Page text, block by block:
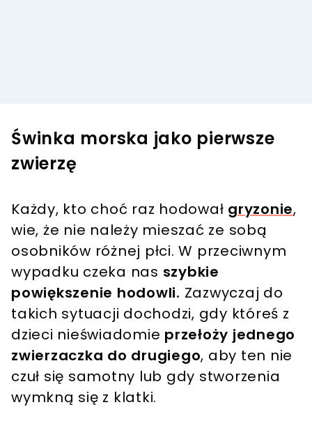
Świnka morska jako pierwsze
zwierzę
Każdy, kto choć raz hodował gryzonie,
wie, że nie należy mieszać ze sobą
osobników różnej płci. W przeciwnym
wypadku czeka nas szybkie
powiększenie hodowli. Zazwyczaj do
takich sytuacji dochodzi, gdy któreś z
dzieci nieświadomie przełoży jednego
zwierzaczka do drugiego, aby ten nie
czuł się samotny lub gdy stworzenia
wymkną się z klatki.